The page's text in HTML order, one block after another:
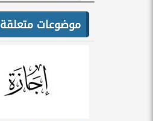
موضوعات متعلقة